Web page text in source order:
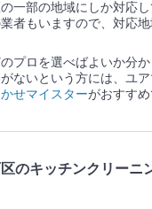
一部の地域にしか対応
者もいますので、対応
プロを選べばよいか分か
ないという方には、ユ
せマイスターがおすすめ
のキッチンクリーニ